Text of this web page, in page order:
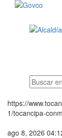
https://
1/tocancipa-
ago 8, 2026